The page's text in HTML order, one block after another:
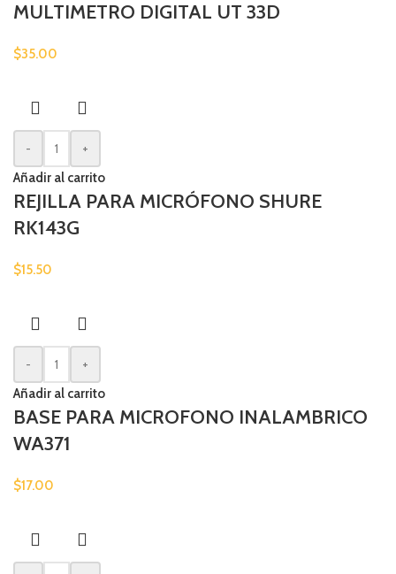
MULTIMETRO DIGITAL UT 33D
$35.00
-
+
Añadir al carrito
REJILLA PARA MICRÓFONO SHURE
RK143G
$15.50
-
+
Añadir al carrito
BASE PARA MICROFONO INALAMBRICO
WA371
$17.00